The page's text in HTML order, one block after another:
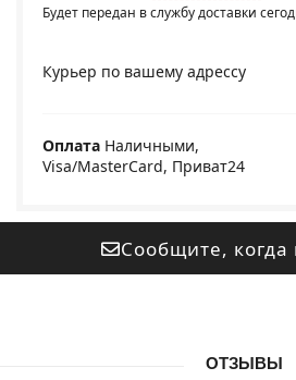
Будет передан в службу доставки
Курьер по вашему адрессу
Оплата Наличными,
Visa/MasterCard, Приват24
Сообщите, когда
ОТЗЫВЫ